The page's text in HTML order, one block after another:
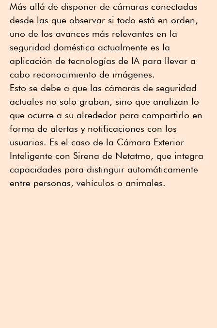
Más allá de disponer de cámaras conectadas
desde las que observar si todo está en orden,
uno de los avances más relevantes en la
seguridad doméstica actualmente es la
aplicación de tecnologías de IA para llevar a
cabo reconocimiento de imágenes.
Esto se debe a que las cámaras de seguridad
actuales no solo graban, sino que analizan lo
que ocurre a su alrededor para compartirlo en
forma de alertas y notificaciones con los
usuarios. Es el caso de la Cámara Exterior
Inteligente con Sirena de Netatmo, que integra
capacidades para distinguir automáticamente
entre personas, vehículos o animales.